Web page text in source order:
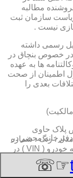
مطالبه
به موافقت ریاست سازمان ثبت
نیست .
رسمی داشته
خصوص بنچاق در
ها به عهده
اطمینان از صحت
بعدی را
پلاک حاوی
، رنگ ، شماره
موتور و شاسی ، تیپ و بخصوس شماره شناسه خودرو ( VIN ) در
از مشخصات
انتظامی
در
☞☏